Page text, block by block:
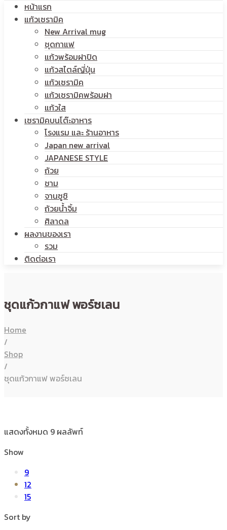
สกรีน
หน้าแรก
แก้วเซรามิค
New Arrival mug
ชุดกาแฟ
แก้วพร้อมฝาปิด
แก้วสไตล์ญี่ปุ่น
แก้วเซรามิค
แก้วเซรามิคพร้อมฝา
แก้วใส
เซรามิคบนโต๊ะอาหาร
โรงแรม และ ร้านอาหาร
Japan new arrival
JAPANESE STYLE
ถ้วย
ชาม
จานซูชิ
ถ้วยน้ำจิ้ม
ศิลาดล
ผลงานของเรา
รวม
ติดต่อเรา
ชุดแก้วกาแฟ พอร์ซเลน
Home
/
Shop
/
ชุดแก้วกาแฟ พอร์ซเลน
แสดงทั้งหมด 9 ผลลัพท์
Show
9
12
15
Sort by